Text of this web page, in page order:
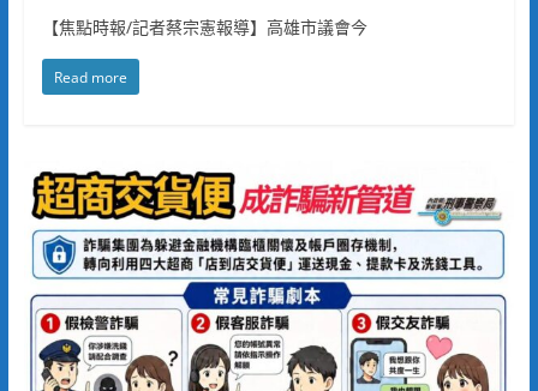
【焦點時報/記者蔡宗憲報導】高雄市議會今
Read more